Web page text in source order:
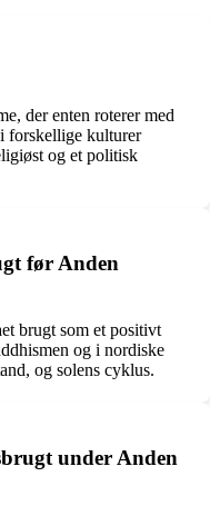
der enten roterer med
forskellige kulturer
og et politisk
før Anden
brugt som et positivt
og i nordiske
og solens cyklus.
under Anden